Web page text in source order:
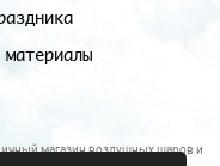
магазин воздушных шаров и